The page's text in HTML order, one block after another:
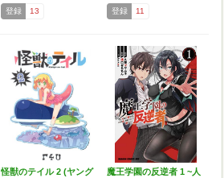
登録 13 登録 11
怪獣のテイル 2 (ヤング
魔王学園の反逆者 1 ~人